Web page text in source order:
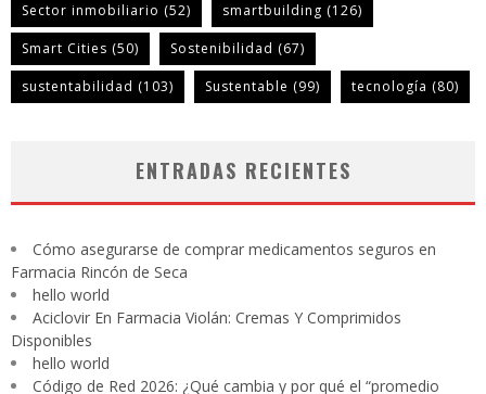
Sector inmobiliario (52) smartbuilding (126)
Smart Cities (50) Sostenibilidad (67)
sustentabilidad (103) Sustentable (99) tecnología (80)
ENTRADAS RECIENTES
Cómo asegurarse de comprar medicamentos seguros en
Farmacia Rincón de Seca
hello world
Aciclovir En Farmacia Violán: Cremas Y Comprimidos
Disponibles
hello world
Código de Red 2026: ¿Qué cambia y por qué el “promedio